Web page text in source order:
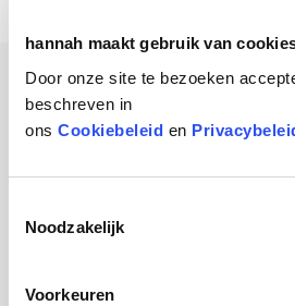
hannah maakt gebruik van
Door onze site te bezoeken
beschreven in
ons Cookiebeleid en
Noodzakelijk
Voorkeuren